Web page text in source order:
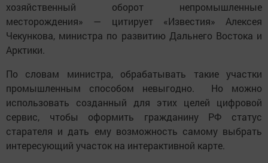
хозяйственный оборот непромышленные
месторождения» — цитирует «Известия» Алексея
Чекункова, министра по развитию Дальнего Востока и
Арктики.
По словам министра, обрабатывать такие участки
промышленным способом невыгодно. Но можно
использовать созданный для этих целей цифровой
сервис, чтобы оформить гражданину РФ статус
старателя и дать ему возможность самому выбрать
интересующий участок на интерактивной карте.